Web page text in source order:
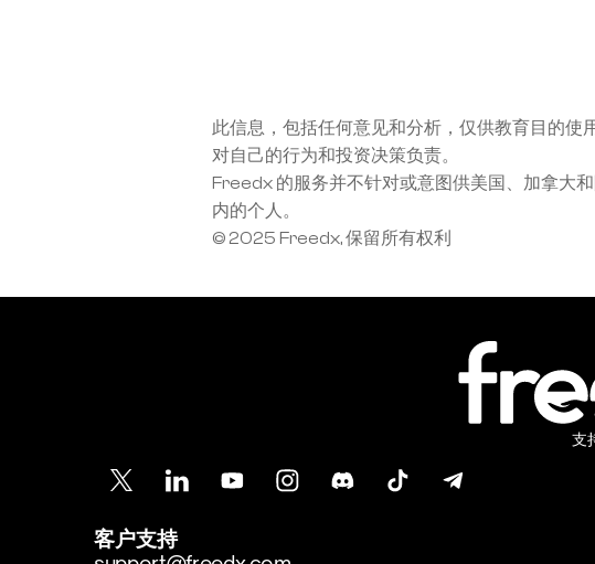
此信息，包括任何意见和分析，仅供教育目的
对自己的行为和投资决策负责。
Freedx 的服务并不针对或意图供美国、加拿大
内的个人。
© 2025 Freedx, 保留所有权利
支
客户支持